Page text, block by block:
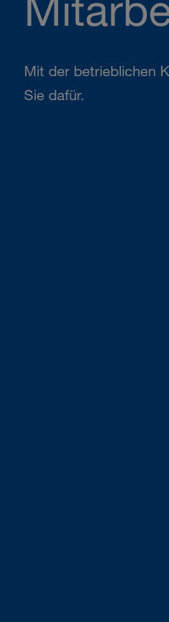
Mit der betrieblichen
Sie dafür.